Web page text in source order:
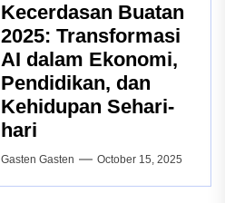
Kecerdasan Buatan
2025: Transformasi
AI dalam Ekonomi,
Pendidikan, dan
Kehidupan Sehari-
hari
Gasten Gasten October 15, 2025